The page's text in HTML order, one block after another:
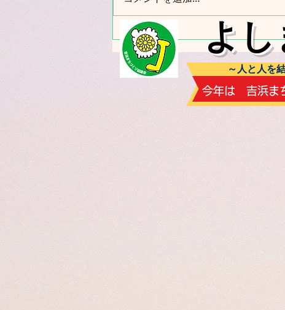
よし
今年は 吉浜ま
～人と人を
まぜこぜでクリスマス